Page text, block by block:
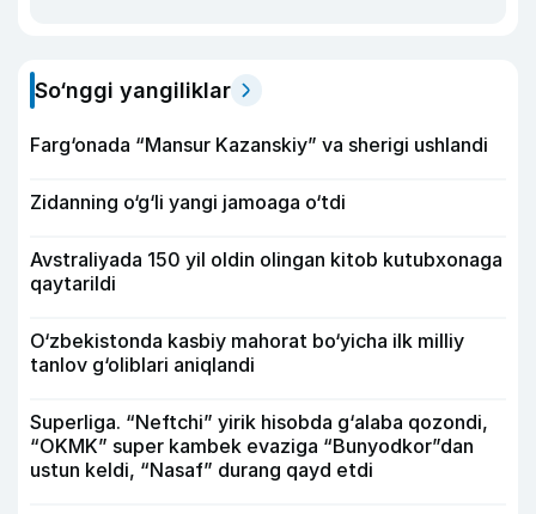
So‘nggi yangiliklar
Farg‘onada “Mansur Kazanskiy” va sherigi ushlandi
Zidanning o‘g‘li yangi jamoaga o‘tdi
Avstraliyada 150 yil oldin olingan kitob kutubxonaga
qaytarildi
O‘zbekistonda kasbiy mahorat bo‘yicha ilk milliy
tanlov g‘oliblari aniqlandi
Superliga. “Neftchi” yirik hisobda g‘alaba qozondi,
“OKMK” super kambek evaziga “Bunyodkor”dan
ustun keldi, “Nasaf” durang qayd etdi